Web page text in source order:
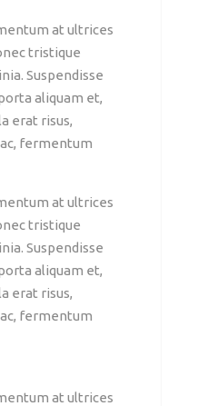
at ultrices
tristique
Suspendisse
aliquam et,
erat risus,
fermentum
at ultrices
tristique
Suspendisse
aliquam et,
erat risus,
fermentum
at ultrices